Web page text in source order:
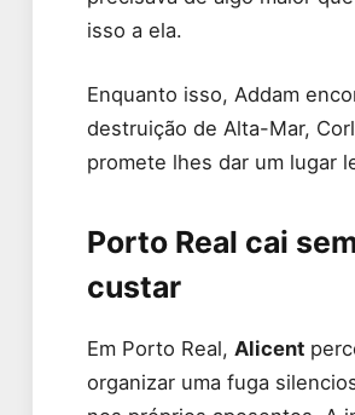
isso a ela.
Enquanto isso, Addam
destruição de Alta-Mar,
promete lhes dar um lugar
Porto Real cai
custar
Em Porto Real, Alicent
organizar uma fuga